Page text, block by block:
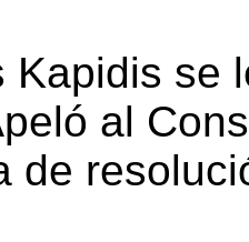
Kapidis se
al
de